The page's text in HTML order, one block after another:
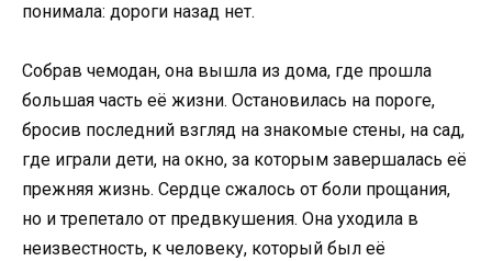
понимала: дороги назад нет.
Собрав чемодан, она вышла из дома, где прошла
большая часть её жизни. Остановилась на пороге,
бросив последний взгляд на знакомые стены, на сад,
где играли дети, на окно, за которым завершалась её
прежняя жизнь. Сердце сжалось от боли прощания,
но и трепетало от предвкушения. Она уходила в
неизвестность, к человеку, который был её